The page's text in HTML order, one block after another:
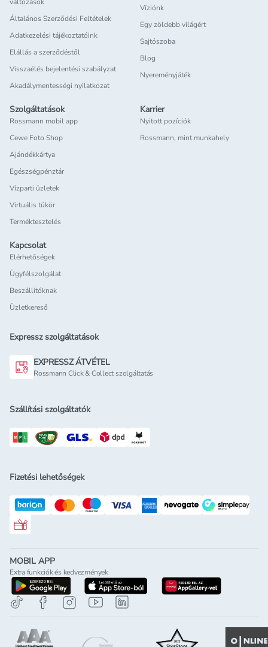
változások
Általános Szerződési Feltételek
Adatkezelési tájékoztatóink
Elállás a szerződéstől
Visszaélés bejelentési szabályzat
Akadálymentességi nyilatkozat
Víziónk
Egy zöldebb világért
Sajtószoba
Blog
Nyereményjáték
Szolgáltatások
Rossmann mobil app
Cewe Foto Shop
Ajándékkártya
Egészségpénztár
Vízparti üzletek
Virtuális tükör
Terméktesztelés
Karrier
Nyitott pozíciók
Rossmann, mint munkahely
Kapcsolat
Elérhetőségek
Ügyfélszolgálat
Beszállítóknak
Üzletkereső
Expressz szolgáltatások
EXPRESSZ ÁTVÉTEL
Rossmann Click & Collect szolgáltatás
Szállítási szolgáltatók
Fizetési lehetőségek
Rossmann ajándékkártya
MOBIL APP
Extra funkciók és kedvezmények
letöltés a google-play-rölletöltés az app-store-ból
letöltés